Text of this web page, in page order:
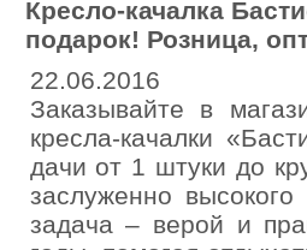
Кресло-качалка
подарок! Розница,
22.06.2016
Заказывайте в
кресла-качалки
дачи от 1 штуки до
заслуженно
задача – верой и